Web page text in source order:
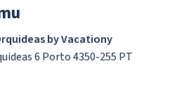
by Vacationy
6 Porto 4350-255 PT